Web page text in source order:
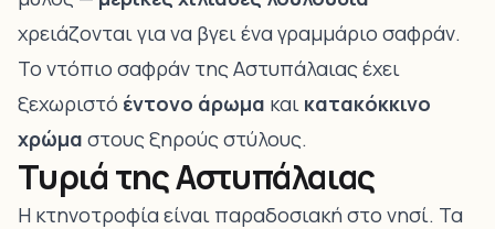
χρειάζονται για να βγει ένα γραμμάριο σαφράν.
Το ντόπιο σαφράν της Αστυπάλαιας έχει
ξεχωριστό έντονο άρωμα και κατακόκκινο
χρώμα στους ξηρούς στύλους.
Τυριά της Αστυπάλαιας
Η κτηνοτροφία είναι παραδοσιακή στο νησί. Τα